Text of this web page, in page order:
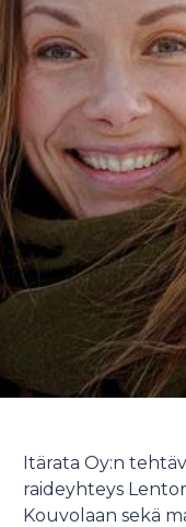
Itärata Oy:n
raideyhteys
Kouvolaan sekä